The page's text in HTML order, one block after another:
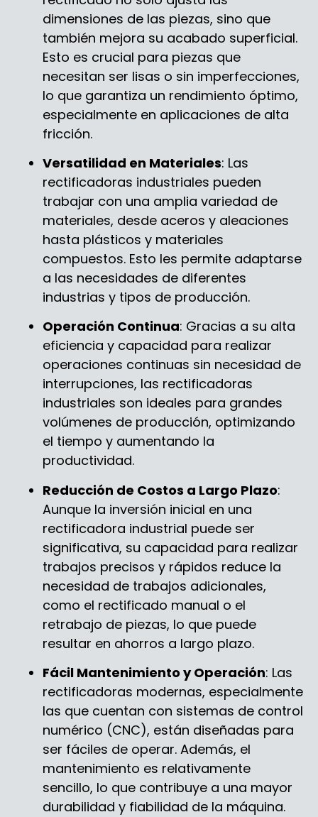
dimensiones de las piezas, sino que
también mejora su acabado superficial.
Esto es crucial para piezas que
necesitan ser lisas o sin imperfecciones,
lo que garantiza un rendimiento óptimo,
especialmente en aplicaciones de alta
fricción.
Versatilidad en Materiales: Las
rectificadoras industriales pueden
trabajar con una amplia variedad de
materiales, desde aceros y aleaciones
hasta plásticos y materiales
compuestos. Esto les permite adaptarse
a las necesidades de diferentes
industrias y tipos de producción.
Operación Continua: Gracias a su alta
eficiencia y capacidad para realizar
operaciones continuas sin necesidad de
interrupciones, las rectificadoras
industriales son ideales para grandes
volúmenes de producción, optimizando
el tiempo y aumentando la
productividad.
Reducción de Costos a Largo Plazo:
Aunque la inversión inicial en una
rectificadora industrial puede ser
significativa, su capacidad para realizar
trabajos precisos y rápidos reduce la
necesidad de trabajos adicionales,
como el rectificado manual o el
retrabajo de piezas, lo que puede
resultar en ahorros a largo plazo.
Fácil Mantenimiento y Operación: Las
rectificadoras modernas, especialmente
las que cuentan con sistemas de control
numérico (CNC), están diseñadas para
ser fáciles de operar. Además, el
mantenimiento es relativamente
sencillo, lo que contribuye a una mayor
durabilidad y fiabilidad de la máquina.